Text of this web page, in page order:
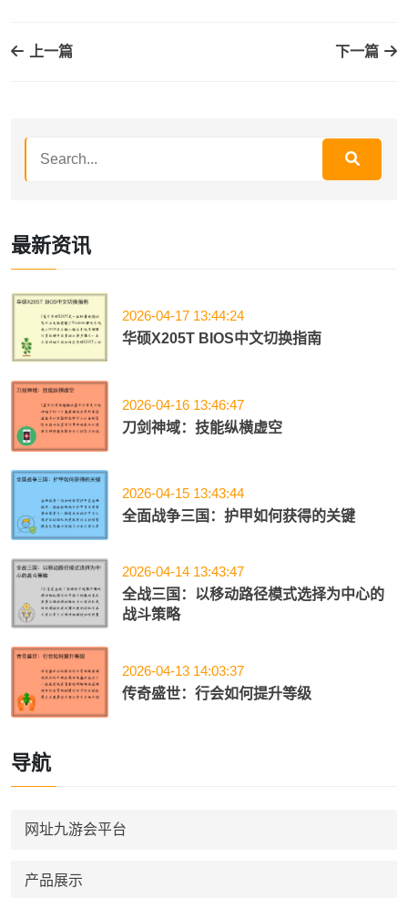
上一篇 下一篇
最新资讯
2026-04-17 13:44:24
华硕X205T BIOS中文切换指南
2026-04-16 13:46:47
刀剑神域：技能纵横虚空
2026-04-15 13:43:44
全面战争三国：护甲如何获得的关键
2026-04-14 13:43:47
全战三国：以移动路径模式选择为中心的
战斗策略
2026-04-13 14:03:37
传奇盛世：行会如何提升等级
导航
网址九游会平台
产品展示